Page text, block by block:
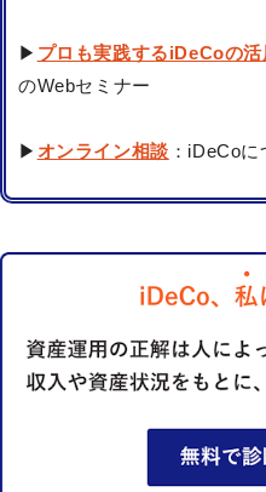
▶ プロも実践するiDeCoの
のWebセミナー
▶ オンライン相談 ：iDeCo